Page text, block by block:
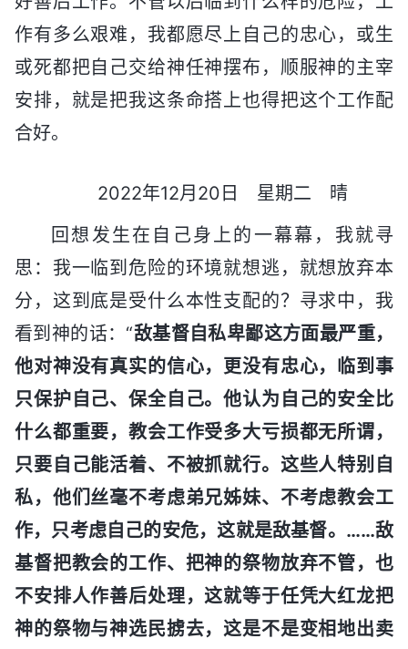
作有多么艰难，我都愿尽上自己的忠心，或生
或死都把自己交给神任神摆布，顺服神的主宰
安排，就是把我这条命搭上也得把这个工作配
合好。
2022年12月20日 星期二 晴
回想发生在自己身上的一幕幕，我就寻
思：我一临到危险的环境就想逃，就想放弃本
分，这到底是受什么本性支配的？寻求中，我
看到神的话：“敌基督自私卑鄙这方面最严重，
他对神没有真实的信心，更没有忠心，临到事
只保护自己、保全自己。他认为自己的安全比
什么都重要，教会工作受多大亏损都无所谓，
只要自己能活着、不被抓就行。这些人特别自
私，他们丝毫不考虑弟兄姊妹、不考虑教会工
作，只考虑自己的安危，这就是敌基督。……敌
基督把教会的工作、把神的祭物放弃不管，也
不安排人作善后处理，这就等于任凭大红龙把
神的祭物与神选民掳去，这是不是变相地出卖